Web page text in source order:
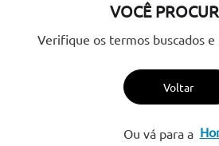
VOCÊ
Verifique os termos buscados
Voltar
Ou vá para a